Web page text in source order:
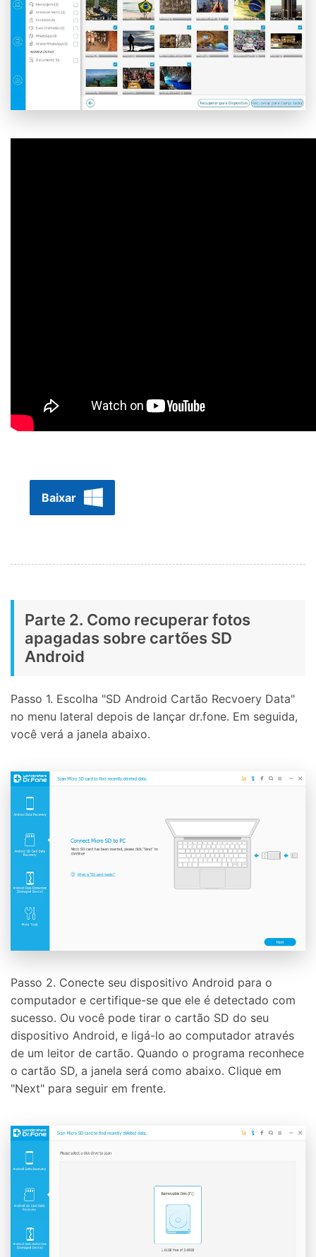
Baixar
Parte 2. Como recuperar fotos
apagadas sobre cartões SD
Android
Passo 1. Escolha "SD Android Cartão Recvoery Data"
no menu lateral depois de lançar dr.fone. Em seguida,
você verá a janela abaixo.
Passo 2. Conecte seu dispositivo Android para o
computador e certifique-se que ele é detectado com
sucesso. Ou você pode tirar o cartão SD do seu
dispositivo Android, e ligá-lo ao computador através
de um leitor de cartão. Quando o programa reconhece
o cartão SD, a janela será como abaixo. Clique em
"Next" para seguir em frente.